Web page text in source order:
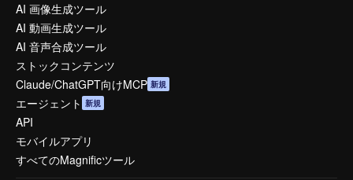
AI 画像生成ツール
AI 動画生成ツール
AI 音声合成ツール
ストックコンテンツ
Claude/ChatGPT向けMCP 新規
エージェント 新規
API
モバイルアプリ
すべてのMagnificツール